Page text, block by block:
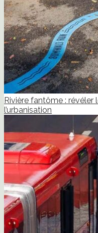
Rivière fantôme :
l’urbanisation